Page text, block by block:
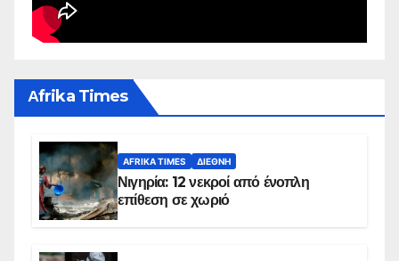
Αfrika Times
AFRIKA TIMES ΔΙΕΘΝΉ
Νιγηρία: 12 νεκροί από ένοπλη
επίθεση σε χωριό